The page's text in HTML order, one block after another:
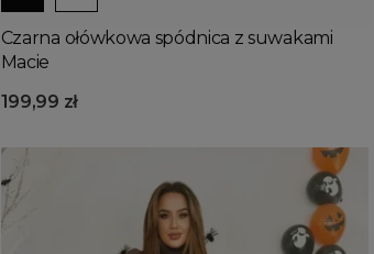
Czarna ołówkowa spódnica z suwakami
Macie
199,99 zł